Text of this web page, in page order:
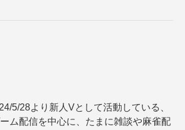
5/28より新人Vとして活動している、
ム配信を中心に、たまに雑談や麻雀配